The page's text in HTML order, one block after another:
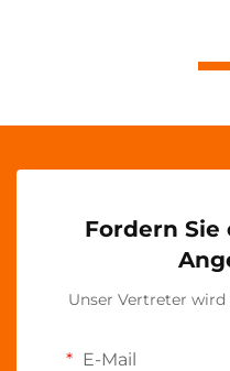
Fordern Sie
Unser Vertreter
E-Mail